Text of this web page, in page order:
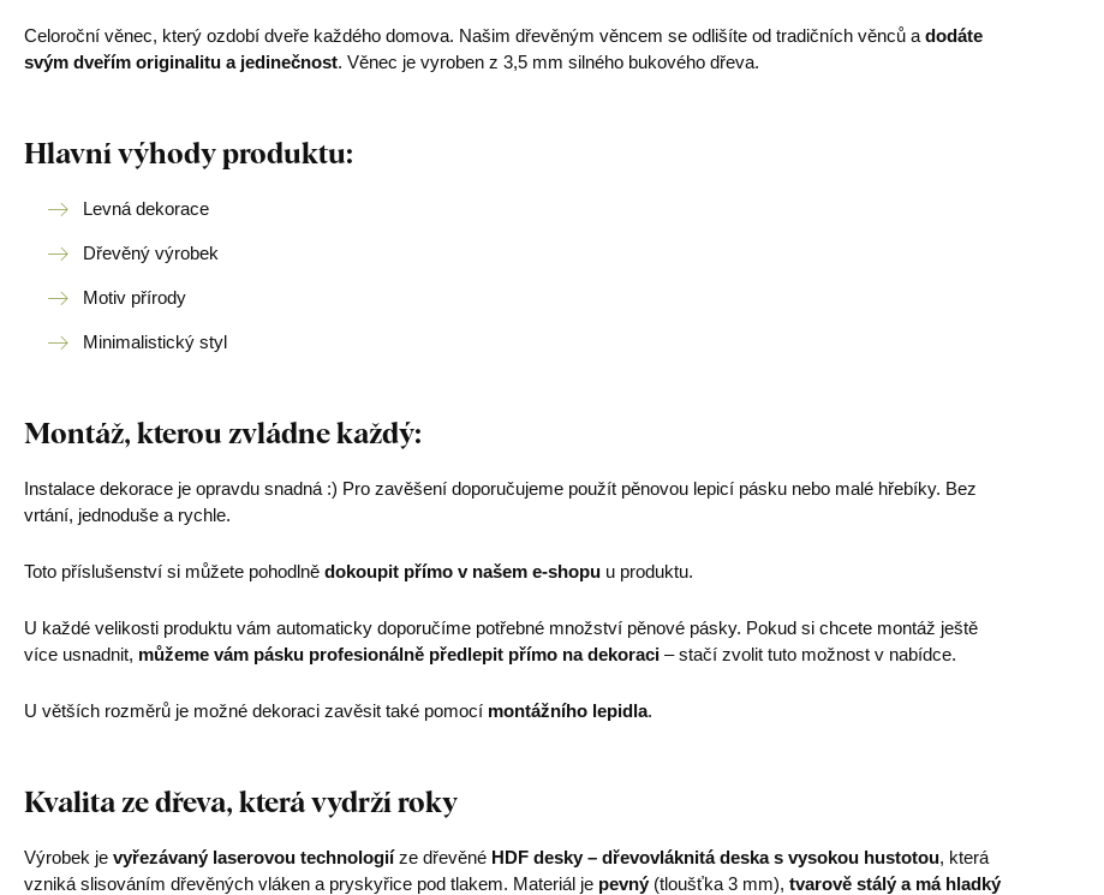
Celoroční věnec, který ozdobí dveře každého domova. Našim dřevěným věncem se odlišíte od tradičních věnců a dodáte
svým dveřím originalitu a jedinečnost. Věnec je vyroben z 3,5 mm silného bukového dřeva.
Hlavní výhody produktu:
Levná dekorace
Dřevěný výrobek
Motiv přírody
Minimalistický styl
Montáž, kterou zvládne každý:
Instalace dekorace je opravdu snadná :) Pro zavěšení doporučujeme použít pěnovou lepicí pásku nebo malé hřebíky. Bez
vrtání, jednoduše a rychle.
Toto příslušenství si můžete pohodlně dokoupit přímo v našem e-shopu u produktu.
U každé velikosti produktu vám automaticky doporučíme potřebné množství pěnové pásky. Pokud si chcete montáž ještě
více usnadnit, můžeme vám pásku profesionálně předlepit přímo na dekoraci – stačí zvolit tuto možnost v nabídce.
U větších rozměrů je možné dekoraci zavěsit také pomocí montážního lepidla.
Kvalita ze dřeva, která vydrží roky
Výrobek je vyřezávaný laserovou technologiíze dřevěné HDF desky – dřevovláknitá deska s vysokou hustotou, která
vzniká slisováním dřevěných vláken a pryskyřice pod tlakem. Materiál je pevný (tloušťka 3 mm), tvarově stálý a má hladký